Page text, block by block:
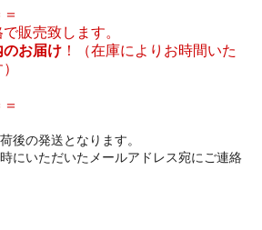
販売致します。
のお届け ！（在庫によりお時間いた
後の発送となります。
にいただいたメールアドレス宛にご連絡